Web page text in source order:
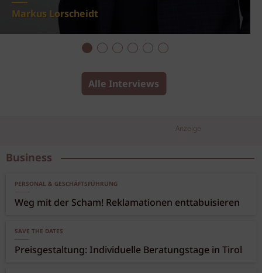
Markus Lorscheidt
Alle Interviews
Anzeige
Business
PERSONAL & GESCHÄFTSFÜHRUNG
Weg mit der Scham! Reklamationen enttabuisieren
SAVE THE DATES
Preisgestaltung: Individuelle Beratungstage in Tirol